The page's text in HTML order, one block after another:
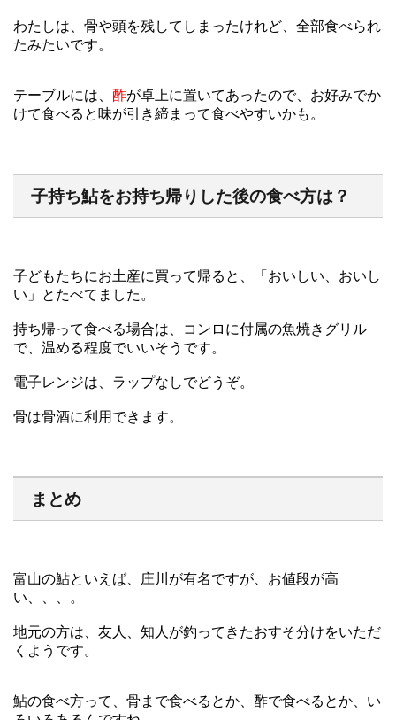
わたしは、骨や頭を残してしまったけれど、全部食べられ
たみたいです。
テーブルには、 酢が卓上に置いてあったので、お好みでか
けて食べると味が引き締まって食べやすいかも。
子持ち鮎をお持ち帰りした後の食べ方は？
子どもたちにお土産に買って帰ると、「おいしい、おいし
い」とたべてました。
持ち帰って食べる場合は、コンロに付属の魚焼きグリル
で、温める程度でいいそうです。
電子レンジは、ラップなしでどうぞ。
骨は骨酒に利用できます。
まとめ
富山の鮎といえば、庄川が有名ですが、お値段が高
い、、、。
地元の方は、友人、知人が釣ってきたおすそ分けをいただ
くようです。
鮎の食べ方って、骨まで食べるとか、酢で食べるとか、い